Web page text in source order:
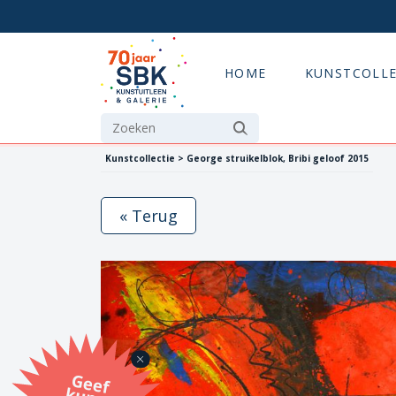
HOME
Kunstcollectie > George struikelblok, Bribi geloof 2015
G
eef
u
n
st
a
d
o
m
et
e SB
K
u
n
stb
o
n
« Terug